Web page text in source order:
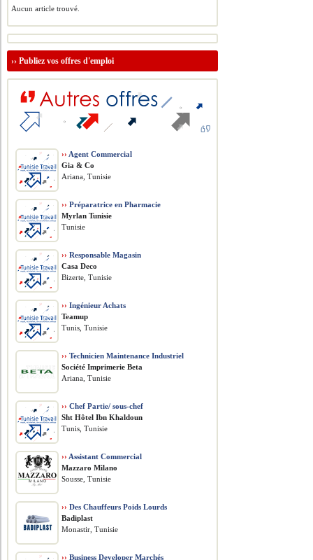
Aucun article trouvé.
››Publiez vos offres d'emploi
›› Agent Commercial
Gia & Co
Ariana, Tunisie
›› Préparatrice en Pharmacie
Myrlan Tunisie
Tunisie
›› Responsable Magasin
Casa Deco
Bizerte, Tunisie
›› Ingénieur Achats
Teamup
Tunis, Tunisie
›› Technicien Maintenance Industriel
Société Imprimerie Beta
Ariana, Tunisie
›› Chef Partie/ sous-chef
Sht Hôtel Ibn Khaldoun
Tunis, Tunisie
›› Assistant Commercial
Mazzaro Milano
Sousse, Tunisie
›› Des Chauffeurs Poids Lourds
Badiplast
Monastir, Tunisie
›› Business Developer Marchés